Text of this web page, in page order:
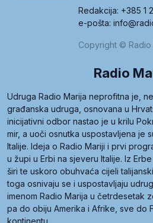
Redakcija: +385 1
e-pošta:
Copyright © Radio
Radio
Udruga Radio Marija neprofitna je,
građanska udruga, osnovana u
inicijativni odbor nastao je u krilu
mir, a uoči osnutka uspostavljena je
Italije. Ideja o Radio Mariji i prvi
u župi u Erbi na sjeveru Italije. Iz
širi te uskoro obuhvaća cijeli
toga osnivaju se i uspostavljaju
imenom Radio Marija u četrdesetak
pa do obiju Amerika i Afrike, sve do